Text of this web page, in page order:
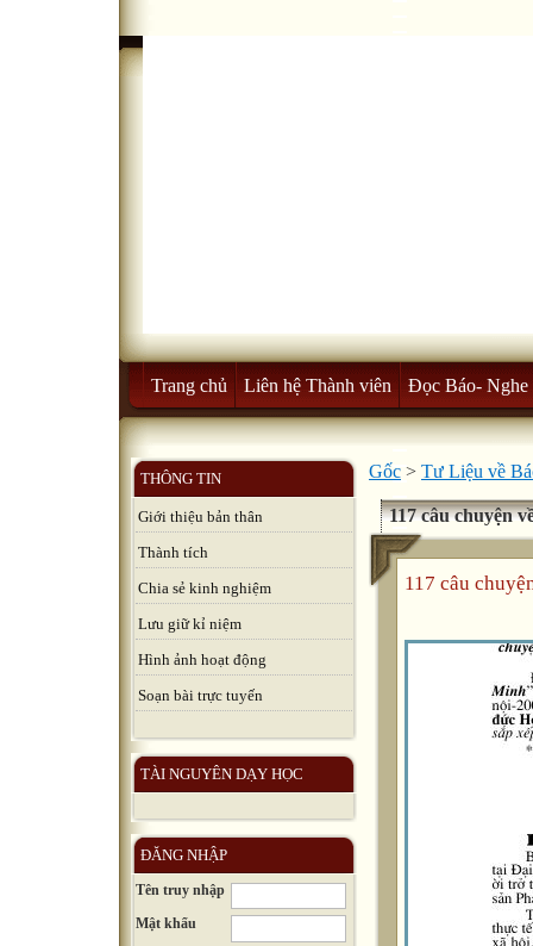
Trang chủ Liên hệ Thành viên Đọc Báo- Nghe
THÔNG TIN
Giới thiệu bản thân
Thành tích
Chia sẻ kinh nghiệm
Lưu giữ kỉ niệm
Hình ảnh hoạt động
Soạn bài trực tuyến
TÀI NGUYÊN DẠY HỌC
ĐĂNG NHẬP
Tên truy nhập
Mật khẩu
Gốc > Tư Liệu về
117 câu chuyện
117 câu